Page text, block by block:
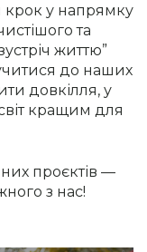
крок у напрямку
та
життю”
до наших
довкілля, у
кращим для
проєктів —
з нас!